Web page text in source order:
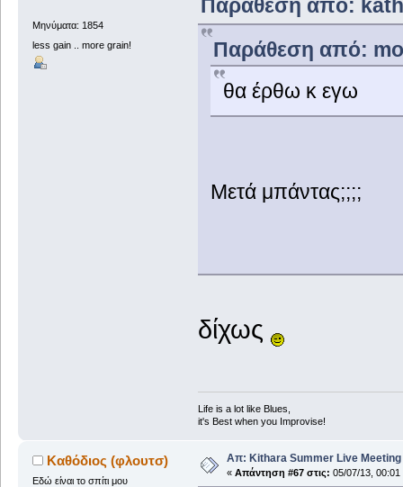
Μηνύματα: 1854
less gain .. more grain!
Παράθεση από:
Παράθεση από:
θα έρθω κ εγω
Μετά μπάντας;;;;
δίχως
Life is a lot like Blues,
it's Best when you Improvise!
Καθόδιος (φλουτσ)
Εδώ είναι το σπίτι μου
Απ: Kithara Summer Live Meeting
« Απάντηση #67 στις: 05/07/13, 00:01